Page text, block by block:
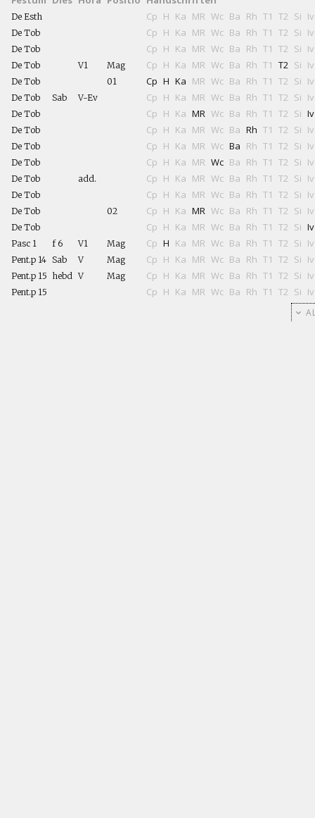
De Esth Cp H Ka MR Wc Ba Rh T1 T2 Si Iv
De Tob Cp H Ka MR Wc Ba Rh T1 T2 Si Iv
De Tob Cp H Ka MR Wc Ba Rh T1 T2 Si Iv
De Tob V1 Mag Cp H Ka MR Wc Ba Rh T1 T2 Si Iv
De Tob 01 Cp H Ka MR Wc Ba Rh T1 T2 Si Iv
De Tob Sab V-Ev Cp H Ka MR Wc Ba Rh T1 T2 Si Iv
De Tob Cp H Ka MR Wc Ba Rh T1 T2 Si Iv
De Tob Cp H Ka MR Wc Ba Rh T1 T2 Si Iv
De Tob Cp H Ka MR Wc Ba Rh T1 T2 Si Iv
De Tob Cp H Ka MR Wc Ba Rh T1 T2 Si Iv
De Tob add. Cp H Ka MR Wc Ba Rh T1 T2 Si Iv
De Tob Cp H Ka MR Wc Ba Rh T1 T2 Si Iv
De Tob 02 Cp H Ka MR Wc Ba Rh T1 T2 Si Iv
De Tob Cp H Ka MR Wc Ba Rh T1 T2 Si Iv
Pasc 1 f 6 V1 Mag Cp H Ka MR Wc Ba Rh T1 T2 Si Iv
Pent.p 14 Sab V Mag Cp H Ka MR Wc Ba Rh T1 T2 Si Iv
Pent.p 15 hebd V Mag Cp H Ka MR Wc Ba Rh T1 T2 Si Iv
Pent.p 15 Cp H Ka MR Wc Ba Rh T1 T2 Si Iv